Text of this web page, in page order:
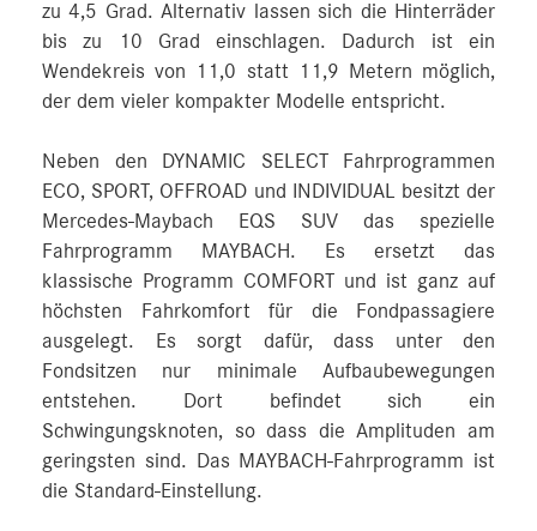
zu 4,5 Grad. Alternativ lassen sich die Hinterräder
bis zu 10 Grad einschlagen. Dadurch ist ein
Wendekreis von 11,0 statt 11,9 Metern möglich,
der dem vieler kompakter Modelle entspricht.
Neben den DYNAMIC SELECT Fahrprogrammen
ECO, SPORT, OFFROAD und INDIVIDUAL besitzt der
Mercedes-Maybach EQS SUV das spezielle
Fahrprogramm MAYBACH. Es ersetzt das
klassische Programm COMFORT und ist ganz auf
höchsten Fahrkomfort für die Fondpassagiere
ausgelegt. Es sorgt dafür, dass unter den
Fondsitzen nur minimale Aufbaubewegungen
entstehen. Dort befindet sich ein
Schwingungsknoten, so dass die Amplituden am
geringsten sind. Das MAYBACH-Fahrprogramm ist
die Standard-Einstellung.